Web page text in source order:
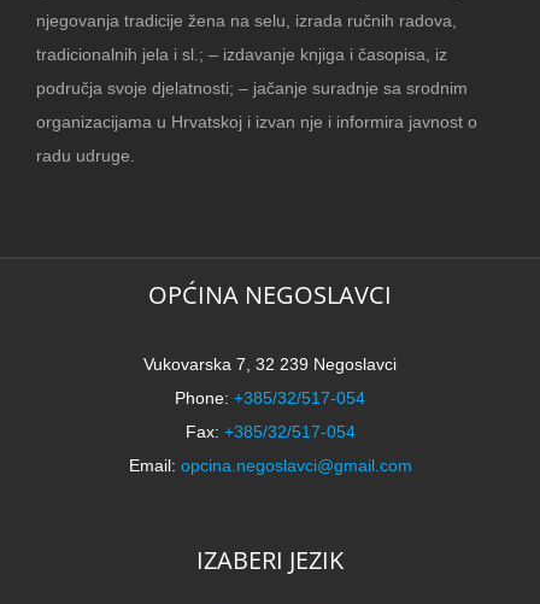
njegovanja tradicije žena na selu, izrada ručnih radova,
tradicionalnih jela i sl.; – izdavanje knjiga i časopisa, iz
područja svoje djelatnosti; – jačanje suradnje sa srodnim
organizacijama u Hrvatskoj i izvan nje i informira javnost o
radu udruge.
OPĆINA NEGOSLAVCI
Vukovarska 7, 32 239 Negoslavci
Phone: +385/32/517-054
Fax: +385/32/517-054
Email: opcina.negoslavci@gmail.com
IZABERI JEZIK